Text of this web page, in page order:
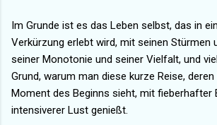
Im Grunde ist es das Leben selbst, das in
Verkürzung erlebt wird, mit seinen Stürmen
seiner Monotonie und seiner Vielfalt, und
Grund, warum man diese kurze Reise,
Moment des Beginns sieht, mit fieberhafter
intensiverer Lust genießt.